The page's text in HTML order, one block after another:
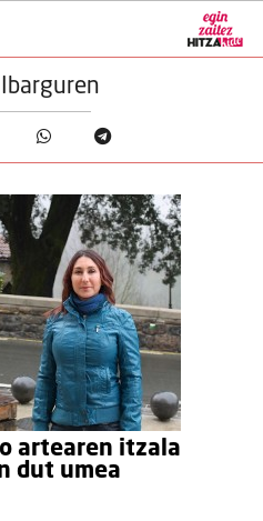
artearen itzala
dut umea